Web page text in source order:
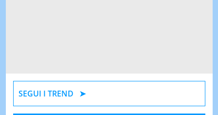
SEGUI I TREND